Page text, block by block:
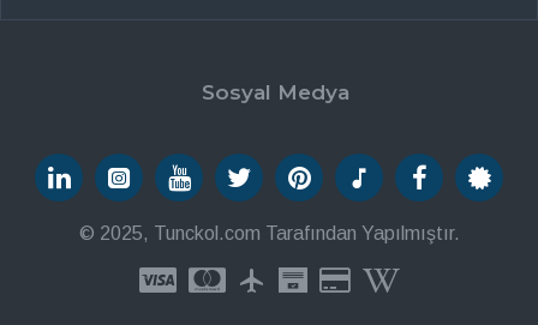
Sosyal Medya
© 2025, Tunckol.com Tarafından Yapılmıştır.